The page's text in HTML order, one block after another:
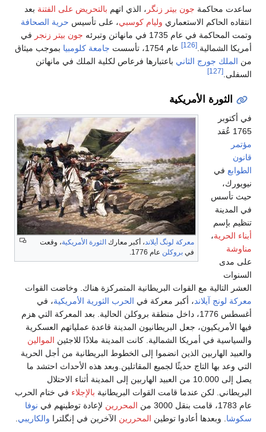
اتهمبالتحريض على الفتنةبعد
، على تأسيسحرية الصحافة
جون بيتر زنجرفي
جامعة كلومبيابموجب ميثاق
لكلية الملك في مانهاتن
معارك الثورة الأمريكية، وقعت
المتمركزة هناك. وخاضت القوات
الحرب الثورية الأمريكية، في
بروكلن الحالية. بعد المعركة التي هزم
قاعدة عملياتهم العسكرية
المدينة ملاذًا للاجئينالموالين
البريطانية من أجل الحرية
هذه الأحداث احتشد ما
إلى المدينة أثناء الاحتلال
بالإجلاءفي ختام الحرب
لإعادة توطينهم فينوفا
الآخرين في إنگلتراوالكاريبي.